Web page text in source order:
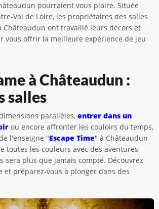
pourraient vous plaire. Située
Val de Loire, les propriétaires des salles
Châteaudun ont travaillé leurs décors et
vous offrir la meilleure expérience de jeu
à Châteaudun :
salles
parallèles, entrer dans un
ou encore affronter les couloirs du temps,
l'enseigne "Escape Time" à Châteaudun
toutes les couleurs avec des aventures
sera plus que jamais compté. Découvrez
et préparez-vous à plonger dans des